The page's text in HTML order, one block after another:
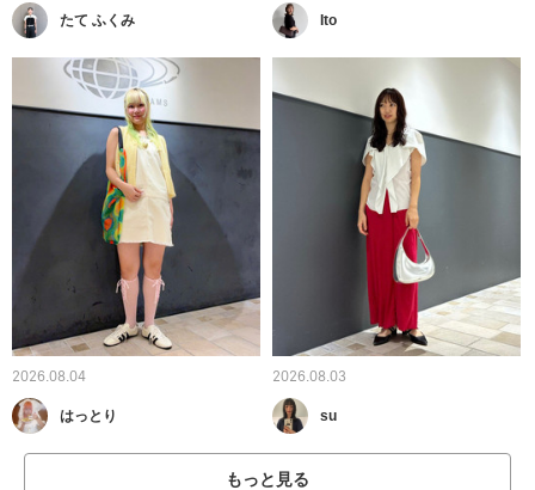
たて ふくみ Ito
2026.08.04
はっとり
2026.08.03
su
もっと見る